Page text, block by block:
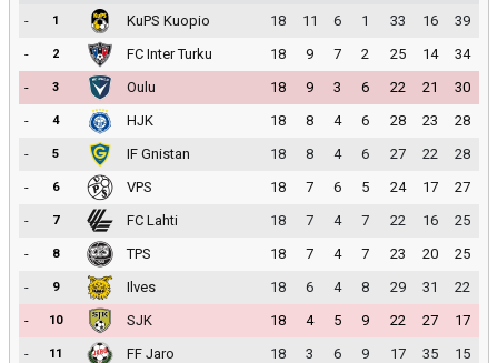
-
1 KuPS Kuopio 18 11 6 1 33 16
39
-
2 FC Inter Turku 18 9 7 2 25 14
34
-
3 Oulu 18 9 3 6 22 21
30
-
4 HJK 18 8 4 6 28 23
28
-
5 IF Gnistan 18 8 4 6 27 22
28
-
6 VPS 18 7 6 5 24 17
27
-
7 FC Lahti 18 7 4 7 22 16
25
-
8 TPS 18 7 4 7 23 20
25
-
9 Ilves 18 6 4 8 29 31
22
-
10 SJK 18 4 5 9 22 27
17
-
11 FF Jaro 18 3 6 9 17 35
15